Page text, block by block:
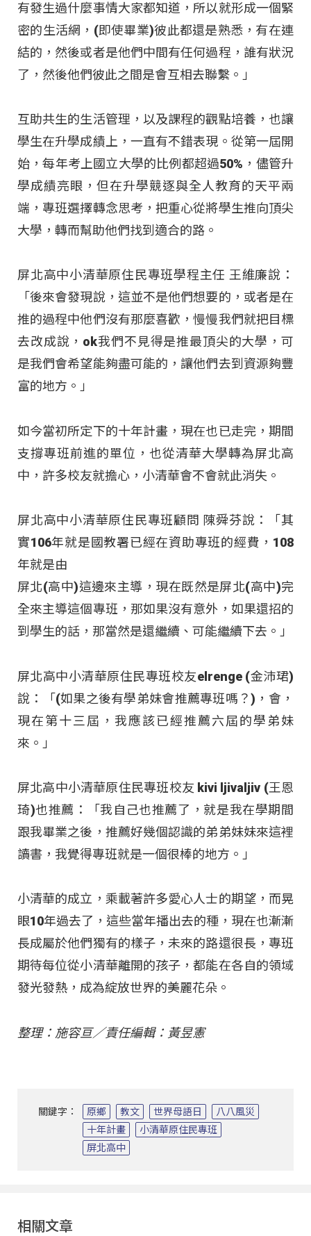
有發生過什麼事情大家都知道，所以就形成一個緊
密的生活網，(即使畢業)彼此都還是熟悉，有在連
結的，然後或者是他們中間有任何過程，誰有狀況
了，然後他們彼此之間是會互相去聯繫。」
互助共生的生活管理，以及課程的觀點培養，也讓
學生在升學成績上，一直有不錯表現。從第一屆開
始，每年考上國立大學的比例都超過50%，儘管升
學成績亮眼，但在升學競逐與全人教育的天平兩
端，專班選擇轉念思考，把重心從將學生推向頂尖
大學，轉而幫助他們找到適合的路。
屏北高中小清華原住民專班學程主任 王維廉說：
「後來會發現說，這並不是他們想要的，或者是在
推的過程中他們沒有那麼喜歡，慢慢我們就把目標
去改成說，ok我們不見得是推最頂尖的大學，可
是我們會希望能夠盡可能的，讓他們去到資源夠豐
富的地方。」
如今當初所定下的十年計畫，現在也已走完，期間
支撐專班前進的單位，也從清華大學轉為屏北高
中，許多校友就擔心，小清華會不會就此消失。
屏北高中小清華原住民專班顧問 陳舜芬說：「其
實106年就是國教署已經在資助專班的經費，108
年就是由
屏北(高中)這邊來主導，現在既然是屏北(高中)完
全來主導這個專班，那如果沒有意外，如果還招的
到學生的話，那當然是還繼續、可能繼續下去。」
屏北高中小清華原住民專班校友elrenge (金沛珺)
說：「(如果之後有學弟妹會推薦專班嗎？)，會，
現在第十三屆，我應該已經推薦六屆的學弟妹
來。」
屏北高中小清華原住民專班校友 kivi ljivaljiv (王恩
琦)也推薦：「我自己也推薦了，就是我在學期間
跟我畢業之後，推薦好幾個認識的弟弟妹妹來這裡
讀書，我覺得專班就是一個很棒的地方。」
小清華的成立，乘載著許多愛心人士的期望，而晃
眼10年過去了，這些當年播出去的種，現在也漸漸
長成屬於他們獨有的樣子，未來的路還很長，專班
期待每位從小清華離開的孩子，都能在各自的領域
發光發熱，成為綻放世界的美麗花朵。
整理：施容亘／責任編輯：黃昱憲
關鍵字： 原鄉 教文 世界母語日
八八風災
十年計畫
小清華原住民專班
屏北高中
相關文章